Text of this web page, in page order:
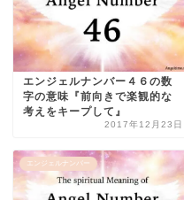
エンジェルナンバー４６の数
字の意味『前向きで楽観的な
考えをキープして』
2017年12月23日
エンジェルナンバー